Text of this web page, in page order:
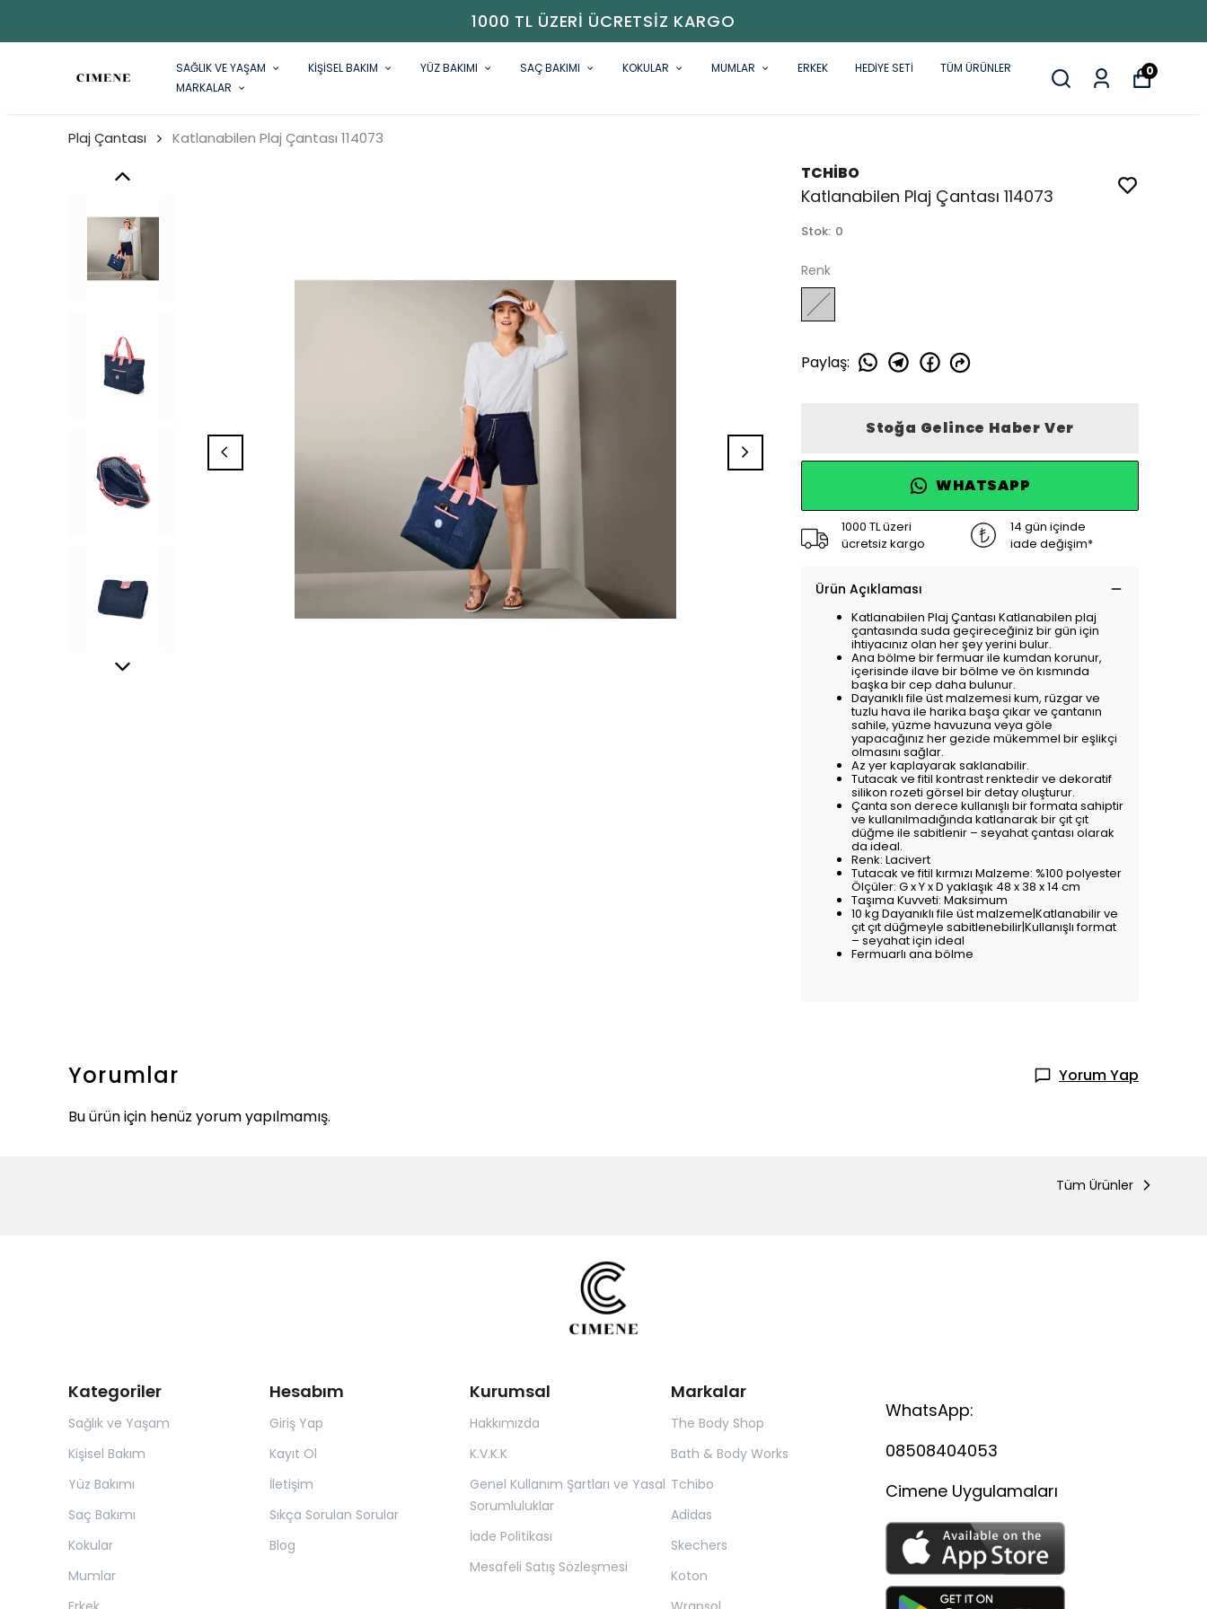
1000 TL ÜZERI ÜCRETSIZ KARGO
SAĞLIK VE YAŞAM KİŞİSEL BAKIM YÜZ BAKIMI SAÇ BAKIMI KOKULAR MUMLAR ERKEK HEDİYE SETİ
TÜM ÜRÜNLER
MARKALAR
0
Plaj Çantası Katlanabilen Plaj Çantası 114073
TCHİBO
Katlanabilen Plaj Çantası 114073
Stok: 0
Renk
Paylaş:
Stoğa Gelince Haber Ver
WHATSAPP
1000 TL üzeri
ücretsiz kargo
14 gün içinde
iade değişim*
Ürün Açıklaması
Katlanabilen Plaj Çantası Katlanabilen plaj
çantasında suda geçireceğiniz bir gün için
ihtiyacınız olan her şey yerini bulur.
Ana bölme bir fermuar ile kumdan korunur,
içerisinde ilave bir bölme ve ön kısmında
başka bir cep daha bulunur.
Dayanıklı file üst malzemesi kum, rüzgar ve
tuzlu hava ile harika başa çıkar ve çantanın
sahile, yüzme havuzuna veya göle
yapacağınız her gezide mükemmel bir eşlikçi
olmasını sağlar.
Az yer kaplayarak saklanabilir.
Tutacak ve fitil kontrast renktedir ve dekoratif
silikon rozeti görsel bir detay oluşturur.
Çanta son derece kullanışlı bir formata sahiptir
ve kullanılmadığında katlanarak bir çıt çıt
düğme ile sabitlenir – seyahat çantası olarak
da ideal.
Renk: Lacivert
Tutacak ve fitil kırmızı Malzeme: %100 polyester
Ölçüler: G x Y x D yaklaşık 48 x 38 x 14 cm
Taşıma Kuvveti: Maksimum
10 kg Dayanıklı file üst malzeme|Katlanabilir ve
çıt çıt düğmeyle sabitlenebilir|Kullanışlı format
– seyahat için ideal
Fermuarlı ana bölme
Yorumlar
Yorum Yap
Bu ürün için henüz yorum yapılmamış.
Tüm Ürünler
Kategoriler
Sağlık ve Yaşam
Kişisel Bakım
Yüz Bakımı
Saç Bakımı
Kokular
Mumlar
Hesabım
Giriş Yap
Kayıt Ol
İletişim
Sıkça Sorulan Sorular
Blog
Kurumsal
Hakkımızda
K.V.K.K
Genel Kullanım Şartları ve Yasal
Sorumluluklar
İade Politikası
Mesafeli Satış Sözleşmesi
Markalar
The Body Shop
Bath & Body Works
Tchibo
Adidas
Skechers
Koton
WhatsApp:
08508404053
Cimene Uygulamaları